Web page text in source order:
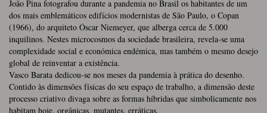
João Pina fotografou durante a pandemia no Brasil os habitantes de um
dos mais emblemáticos edifícios modernistas de São Paulo, o Copan
(1966), do arquiteto Óscar Niemeyer, que alberga cerca de 5.000
inquilinos. Nestes microcosmos da sociedade brasileira, revela-se uma
complexidade social e económica endémica, mas também o mesmo desejo
global de reinventar a existência.
Vasco Barata dedicou-se nos meses da pandemia à prática do desenho.
Contido às dimensões físicas do seu espaço de trabalho, a dimensão deste
processo criativo divaga sobre as formas híbridas que simbolicamente nos
habitam hoje, orgânicas, mutantes, erráticas.